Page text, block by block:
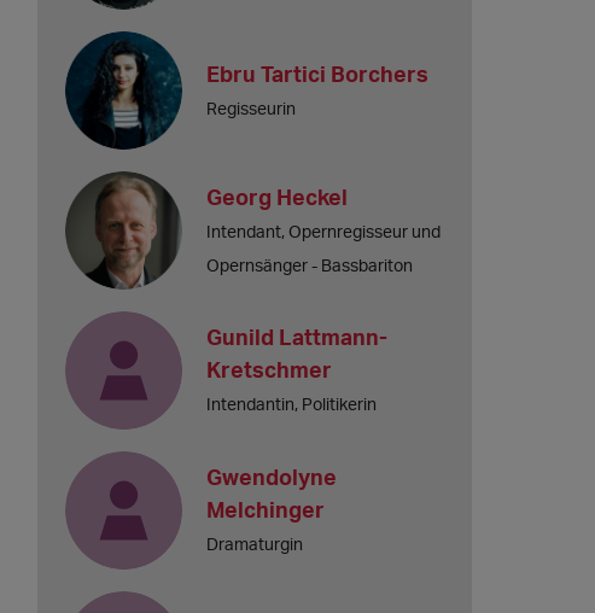
Ebru Tartici Borchers
Regisseurin
Georg Heckel
Intendant, Opernregisseur und
Opernsänger - Bassbariton
Gunild Lattmann-
Kretschmer
Intendantin, Politikerin
Gwendolyne
Melchinger
Dramaturgin